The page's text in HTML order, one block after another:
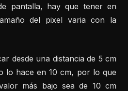
pantalla, hay que tener en
del pixel varia con la
desde una distancia de 5 cm
lo hace en 10 cm, por lo que
más bajo sea de 10 cm